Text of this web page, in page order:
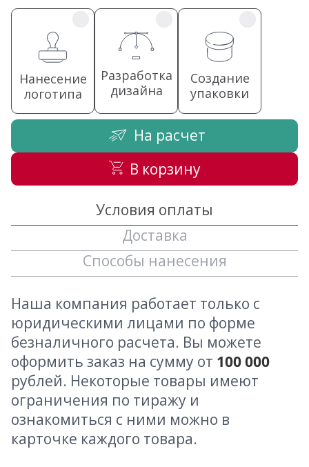
Нанесение
логотипа
Разработка
дизайна
Создание
упаковки
На расчет
В корзину
Условия оплаты
Доставка
Способы нанесения
Наша компания работает только с
юридическими лицами по форме
безналичного расчета. Вы можете
оформить заказ на сумму от 100 000
рублей. Некоторые товары имеют
ограничения по тиражу и
ознакомиться с ними можно в
карточке каждого товара.